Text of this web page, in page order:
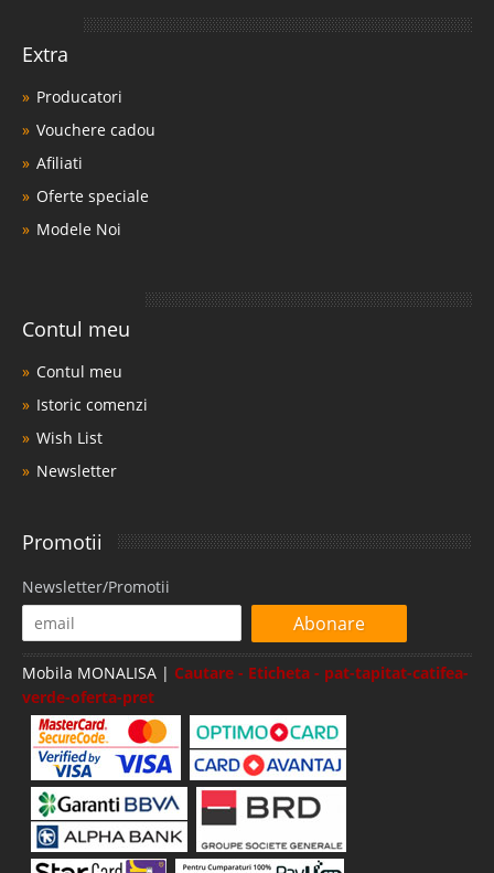
Extra
Producatori
Vouchere cadou
Afiliati
Oferte speciale
Modele Noi
Contul meu
Contul meu
Istoric comenzi
Wish List
Newsletter
Promotii
Newsletter/Promotii
Abonare
Mobila MONALISA | Cautare - Eticheta - pat-tapitat-catifea-
verde-oferta-pret